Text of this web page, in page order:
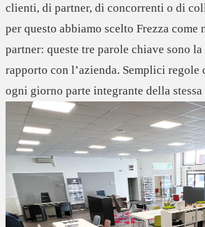
clienti, di partner, di concorrenti o di
per questo abbiamo scelto Frezza come
partner: queste tre parole chiave sono la
rapporto con l’azienda. Semplici regole
ogni giorno parte integrante della